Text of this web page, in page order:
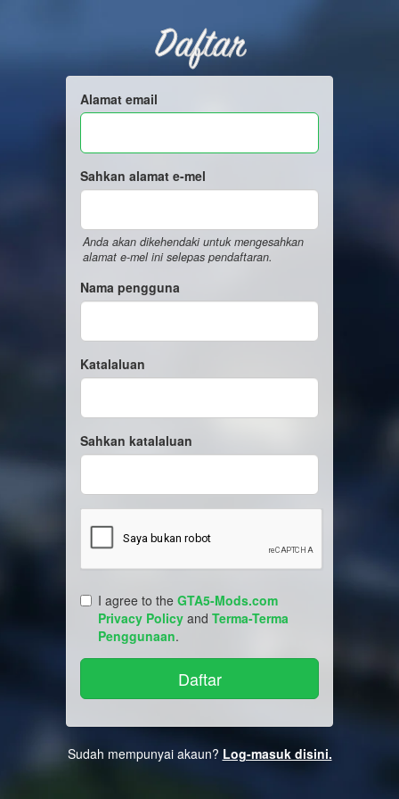
Daftar
Alamat email
Sahkan alamat e-mel
Anda akan dikehendaki untuk mengesahkan
alamat e-mel ini selepas pendaftaran.
Nama pengguna
Katalaluan
Sahkan katalaluan
I agree to the GTA5-Mods.com
Privacy Policy and Terma-Terma
Penggunaan.
Sudah mempunyai akaun? Log-masuk disini.